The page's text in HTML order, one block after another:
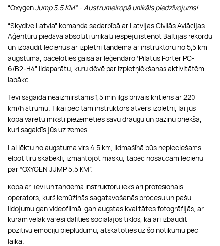
“OxygenJump 5,5 KM” – Austrumeiropā unikāls piedzīvojums!
“Skydive Latvia” komanda sadarbībā ar Latvijas Civilās Aviācijas
Aģentūru piedāvā absolūti unikālu iespēju īstenot Baltijas rekordu
un izbaudīt lēcienus ar izpletni tandēmā ar instruktoru no 5,5 km
augstuma, paceļoties gaisā ar leģendāro “Pilatus Porter PC-
6/B2-H4” lidaparātu, kuru dēvē par izpletņlēkšanas aktivitātēm
labāko.
Tevi sagaida neaizmirstams 1,5 min ilgs brīvais kritiens ar 220
km/h ātrumu. Tikai pēc tam instruktors atvērs izpletni, lai jūs
kopā varētu mīksti piezemēties savu draugu un paziņu priekšā,
kuri sagaidīs jūs uz zemes.
Lai lēktu no augstuma virs 4,5 km, lidmašīnā būs nepieciešams
elpot tīru skābekli, izmantojot masku, tāpēc nosaucām lēcienu
par “OXYGEN JUMP 5.5 KM”.
Kopā ar Tevi un tandēma instruktoru lēks arī profesionāls
operators, kurš iemūžinās sagatavošanās procesu un pašu
lidojumu gan videofilmā, gan augstas kvalitātes fotogrāfijās, ar
kurām vēlāk varēsi dalīties sociālajos tīklos, kā arī izbaudīt
pozitīvu emociju pieplūdumu, atskatoties uz šo notikumu pēc
laika.